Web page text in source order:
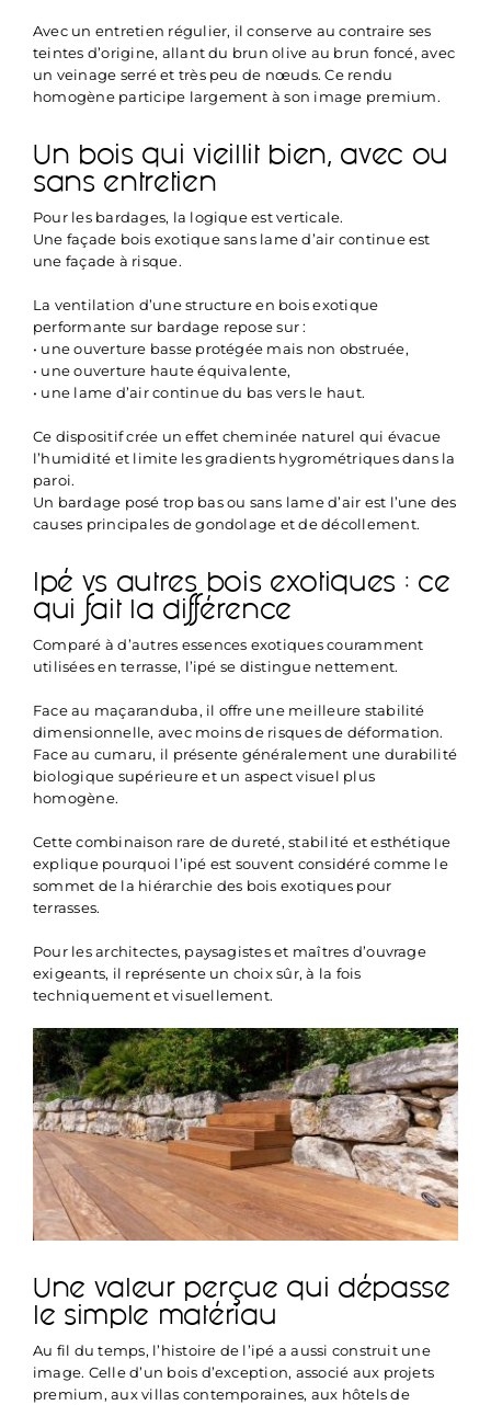
Avec un entretien régulier, il conserve au contraire ses
teintes d’origine, allant du brun olive au brun foncé, avec
un veinage serré et très peu de nœuds. Ce rendu
homogène participe largement à son image premium.
Un bois qui vieillit bien, avec ou
sans entretien
Pour les bardages, la logique est verticale.
Une façade bois exotique sans lame d’air continue est
une façade à risque.
La ventilation d’une structure en bois exotique
performante sur bardage repose sur :
• une ouverture basse protégée mais non obstruée,
• une ouverture haute équivalente,
• une lame d’air continue du bas vers le haut.
Ce dispositif crée un effet cheminée naturel qui évacue
l’humidité et limite les gradients hygrométriques dans la
paroi.
Un bardage posé trop bas ou sans lame d’air est l’une des
causes principales de gondolage et de décollement.
Ipé vs autres bois exotiques : ce
qui fait la différence
Comparé à d’autres essences exotiques couramment
utilisées en terrasse, l’ipé se distingue nettement.
Face au maçaranduba, il offre une meilleure stabilité
dimensionnelle, avec moins de risques de déformation.
Face au cumaru, il présente généralement une durabilité
biologique supérieure et un aspect visuel plus
homogène.
Cette combinaison rare de dureté, stabilité et esthétique
explique pourquoi l’ipé est souvent considéré comme le
sommet de la hiérarchie des bois exotiques pour
terrasses.
Pour les architectes, paysagistes et maîtres d’ouvrage
exigeants, il représente un choix sûr, à la fois
techniquement et visuellement.
Une valeur perçue qui dépasse
le simple matériau
Au fil du temps, l’histoire de l’ipé a aussi construit une
image. Celle d’un bois d’exception, associé aux projets
premium, aux villas contemporaines, aux hôtels de